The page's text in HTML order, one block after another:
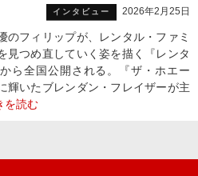
インタビュー 2026年2月25日
フィリップが、レンタル・ファミ
見つめ直していく姿を描く『レンタ
ら全国公開される。『ザ・ホエー
輝いたブレンダン・フレイザーが主
を読む